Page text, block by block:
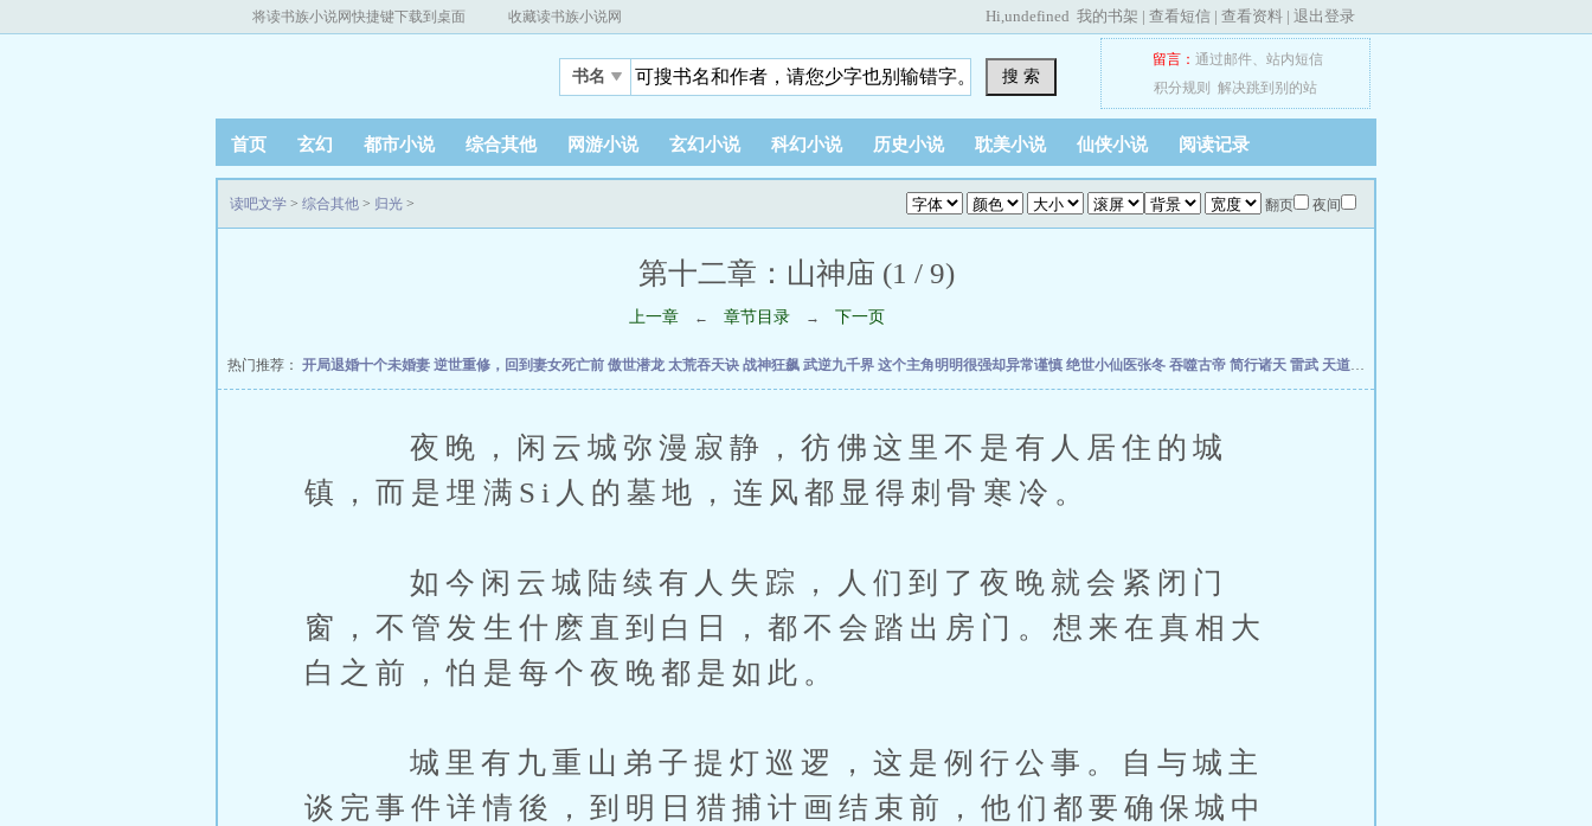
将读书族小说网快捷键下载到桌面 收藏读书族小说网 Hi,undefined 我的书架 | 查看短信 | 查看资料 | 退出登录
书名 搜 索
留言： 通过邮件、 站内短信
积分规则
解决跳到别的站
首页 玄幻 都市小说 综合其他 网游小说 玄幻小说 科幻小说 历史小说 耽美小说 仙侠小说 阅读记录
翻页 夜间
读吧文学 > 综合其他 > 归光 >
第十二章：山神庙 (1 / 9)
上一章 ← 章节目录 → 下一页
热门推荐： 开局退婚十个未婚妻 逆世重修，回到妻女死亡前 傲世潜龙太荒吞天诀 战神狂飙 武逆九千界 这个主角明明很强却异常谨慎 绝世小仙医张冬 吞噬古帝 简行诸天 雷武 天道天骄
夜晚，闲云城弥漫寂静，彷佛这里不是有人居住的城
镇，而是埋满Si人的墓地，连风都显得刺骨寒冷。
如今闲云城陆续有人失踪，人们到了夜晚就会紧闭门
窗，不管发生什麽直到白日，都不会踏出房门。想来在真相大
白之前，怕是每个夜晚都是如此。
城里有九重山弟子提灯巡逻，这是例行公事。自与城主
谈完事件详情後，到明日猎捕计画结束前，他们都要确保城中